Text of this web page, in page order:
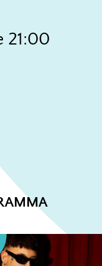
21:00